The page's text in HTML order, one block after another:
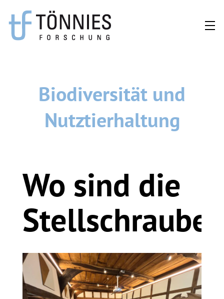
Inhalt
springen
Biodiversität und
Nutztierhaltung
Wo sind die